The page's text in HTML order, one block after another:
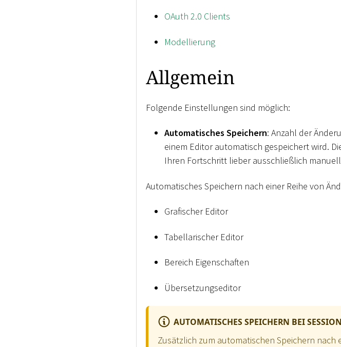
OAuth 2.0 Clients
Modellierung
Allgemein
Folgende Einstellungen sind möglich:
Automatisches Speichern: Anzahl der
einem Editor automatisch gespeichert wird.
Ihren Fortschritt lieber ausschließlich
Automatisches Speichern nach einer Reihe von
Grafischer Editor
Tabellarischer Editor
Bereich Eigenschaften
Übersetzungseditor
AUTOMATISCHES SPEICHERN BEI
Zusätzlich zum automatischen Speichern nach